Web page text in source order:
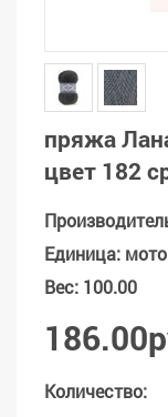
пряжа
цвет 182
Единица:
Вес: 100.00
Количество: